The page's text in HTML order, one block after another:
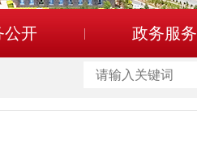
公开 政务服务